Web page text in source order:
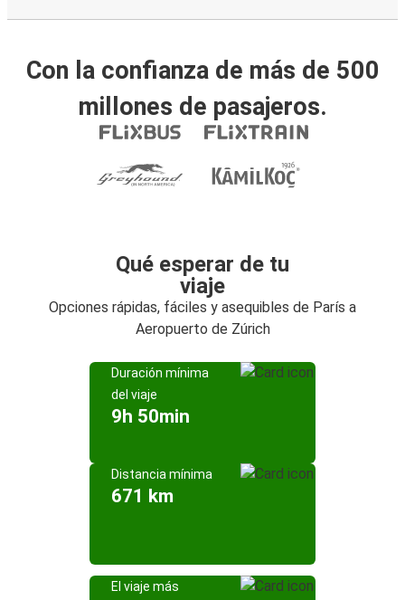
Con la confianza de más de 500
millones de pasajeros.
Qué esperar de tu
viaje
Opciones rápidas, fáciles y asequibles de París a
Aeropuerto de Zúrich
Duración mínima
del viaje
9h 50min
Distancia mínima
671 km
El viaje más